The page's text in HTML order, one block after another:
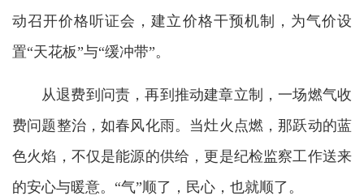
动召开价格听证会，建立价格干预机制，为气价设
置“天花板”与“缓冲带”。
从退费到问责，再到推动建章立制，一场燃气收
费问题整治，如春风化雨。当灶火点燃，那跃动的蓝
色火焰，不仅是能源的供给，更是纪检监察工作送来
的安心与暖意。“气”顺了，民心，也就顺了。